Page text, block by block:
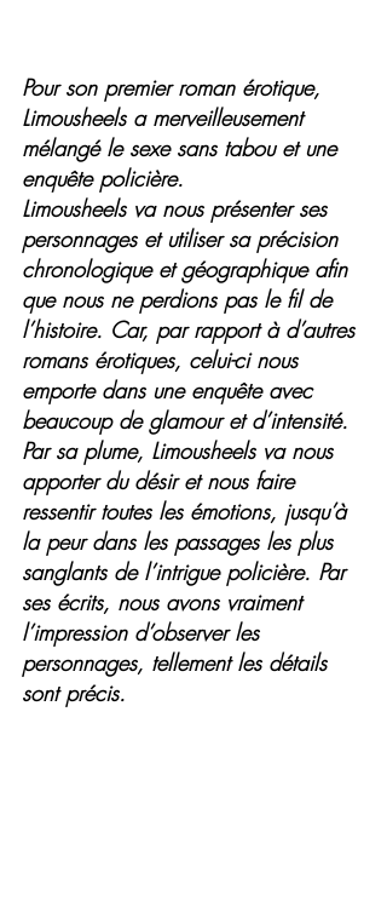
Pour son premier roman érotique,
Limousheels a merveilleusement
mélangé le sexe sans tabou et une
enquête policière.
Limousheels va nous présenter ses
personnages et utiliser sa précision
chronologique et géographique afin
que nous ne perdions pas le fil de
l’histoire. Car, par rapport à d’autres
romans érotiques, celui-ci nous
emporte dans une enquête avec
beaucoup de glamour et d’intensité.
Par sa plume, Limousheels va nous
apporter du désir et nous faire
ressentir toutes les émotions, jusqu’à
la peur dans les passages les plus
sanglants de l’intrigue policière. Par
ses écrits, nous avons vraiment
l’impression d’observer les
personnages, tellement les détails
sont précis.